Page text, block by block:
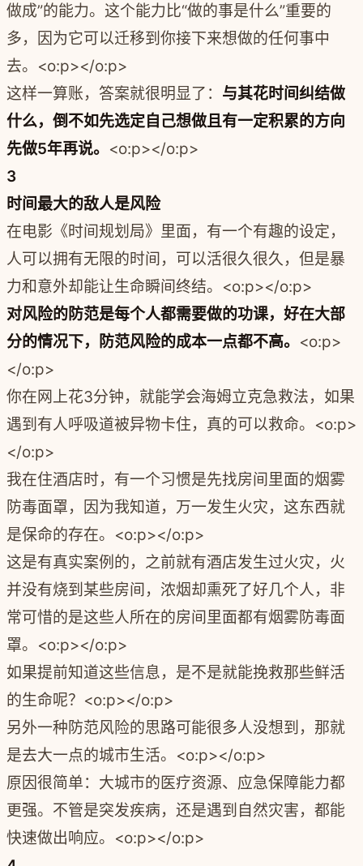
做成”的能力。这个能力比“做的事是什么”重要的
多，因为它可以迁移到你接下来想做的任何事中
去。<o:p></o:p>
这样一算账，答案就很明显了： 与其花时间纠结做
什么，倒不如先选定自己想做且有一定积累的方向
先做5年再说。 <o:p></o:p>
3
时间最大的敌人是风险
在电影《时间规划局》里面，有一个有趣的设定，
人可以拥有无限的时间，可以活很久很久，但是暴
力和意外却能让生命瞬间终结。<o:p></o:p>
对风险的防范是每个人都需要做的功课，好在大部
分的情况下，防范风险的成本一点都不高。 <o:p>
</o:p>
你在网上花3分钟，就能学会海姆立克急救法，如果
遇到有人呼吸道被异物卡住，真的可以救命。<o:p>
</o:p>
我在住酒店时，有一个习惯是先找房间里面的烟雾
防毒面罩，因为我知道，万一发生火灾，这东西就
是保命的存在。<o:p></o:p>
这是有真实案例的，之前就有酒店发生过火灾，火
并没有烧到某些房间，浓烟却熏死了好几个人，非
常可惜的是这些人所在的房间里面都有烟雾防毒面
罩。<o:p></o:p>
如果提前知道这些信息，是不是就能挽救那些鲜活
的生命呢？<o:p></o:p>
另外一种防范风险的思路可能很多人没想到，那就
是去大一点的城市生活。<o:p></o:p>
原因很简单：大城市的医疗资源、应急保障能力都
更强。不管是突发疾病，还是遇到自然灾害，都能
快速做出响应。<o:p></o:p>